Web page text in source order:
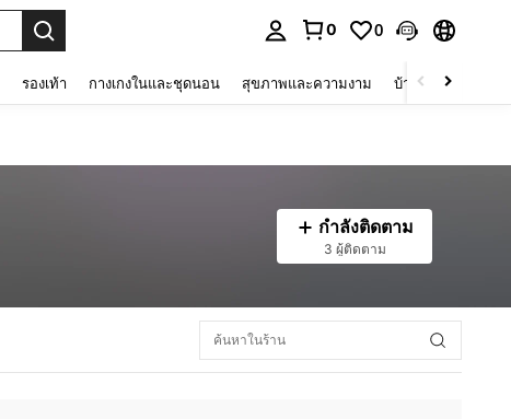
0 0
รองเท้า กางเกงในและชุดนอน สุขภาพและความงาม บ้านและที่อยู่อาศัย
กำลังติดตาม
3 ผู้ติดตาม